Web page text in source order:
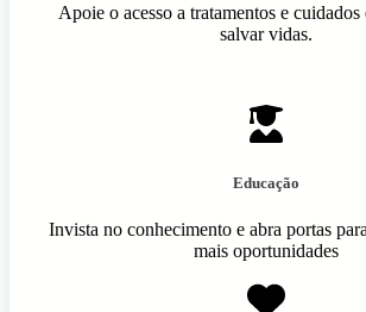
Apoie o acesso a tratamentos e cuidados
salvar vidas.
Educação
Invista no conhecimento e abra portas
mais oportunidades